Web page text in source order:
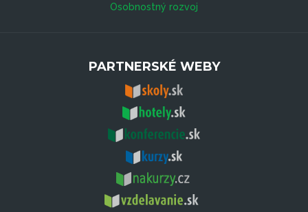
Osobnostný rozvoj
PARTNERSKÉ WEBY